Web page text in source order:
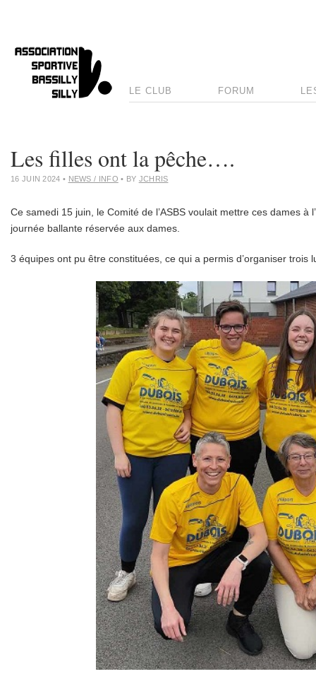
LE CLUB FORUM
Les filles ont la pêche….
16 JUIN 2024 • NEWS / INFO • BY JCHRIS
Ce samedi 15 juin, le Comité de l’ASBS voulait mettre ces dames à
journée ballante réservée aux dames.
3 équipes ont pu être constituées, ce qui a permis d’organiser trois